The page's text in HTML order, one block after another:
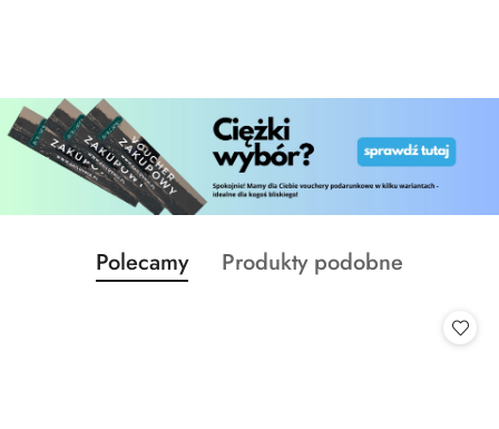
Pomiń karuzelę produktów
Produkty
o
Polecamy
Produkty
Produkty podobne